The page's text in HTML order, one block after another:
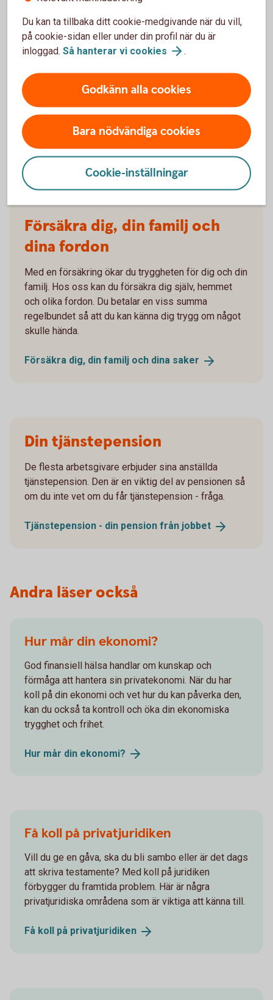
försäkringsbolaget tar hänsyn till ett medicinskt
underlag. Ju äldre barnet är desto större är det
medicinska underlaget, vilket skulle kunna innebära en
Ett barn omfattas av försäkring via skolan, men den
gäller oftast enbart olycksfall.
Sakförsäkring
En skadeförsäkring för specifika saker i hemmet eller
för ett fordon.
Försäkra dig, din familj och
dina fordon
Med en försäkring ökar du tryggheten för dig och din
familj. Hos oss kan du försäkra dig själv, hemmet
och olika fordon. Du betalar en viss summa
regelbundet så att du kan känna dig trygg om något
skulle hända.
Försäkra dig, din familj och dina saker
Din tjänstepension
De flesta arbetsgivare erbjuder sina anställda
tjänstepension. Den är en viktig del av pensionen så
om du inte vet om du får tjänstepension - fråga.
Tjänstepension - din pension från jobbet
Andra läser också
Hur mår din ekonomi?
God finansiell hälsa handlar om kunskap och
förmåga att hantera sin privatekonomi. När du har
koll på din ekonomi och vet hur du kan påverka den,
kan du också ta kontroll och öka din ekonomiska
trygghet och frihet.
Hur mår din ekonomi?
Få koll på privatjuridiken
Vill du ge en gåva, ska du bli sambo eller är det dags
att skriva testamente? Med koll på juridiken
förbygger du framtida problem. Här är några
privatjuridiska områdena som är viktiga att känna till.
Få koll på privatjuridiken
Du kan ta tillbaka ditt cookie-medgivande när du vill,
på cookie-sidan eller under din profil när du är
inloggad. Så hanterar vi cookies .
Godkänn alla cookies
Bara nödvändiga cookies
Cookie-inställningar